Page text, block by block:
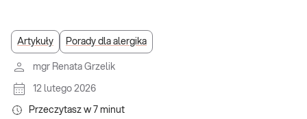
Artykuły Porady dla alergika
mgr Renata Grzelik
12 lutego 2026
Przeczytasz w 7 minut